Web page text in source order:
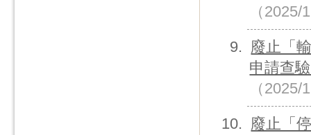
（2025/
廢止「
申請查
（2025/
廢止「